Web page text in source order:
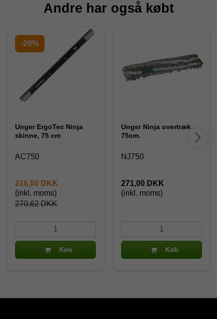
Andre har også købt
-20%
Unger ErgoTec Ninja
skinne, 75 cm
AC750
270,62 DKK
216,50 DKK
(inkl. moms)
Køb
Unger Ninja overtræk
75cm.
NJ750
271,00 DKK
(inkl. moms)
Køb